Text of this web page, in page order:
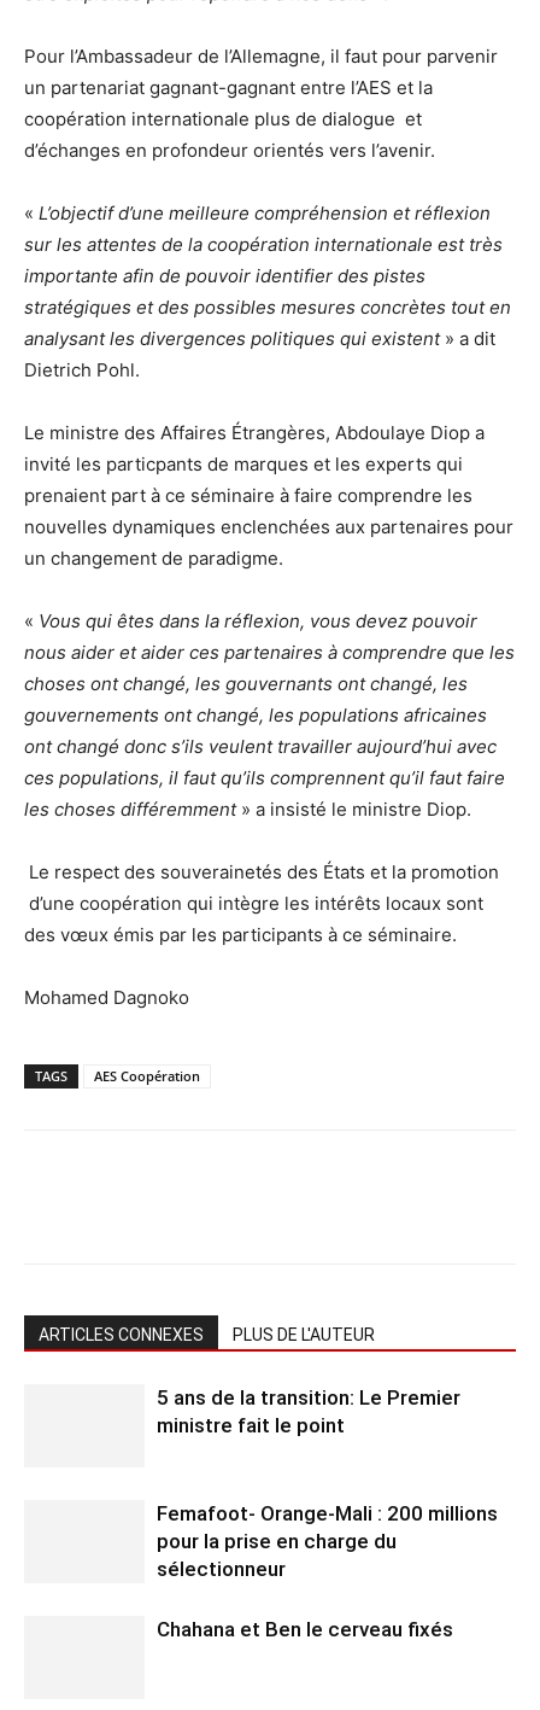
Pour l’Ambassadeur de l’Allemagne, il faut pour parvenir
un partenariat gagnant-gagnant entre l’AES et la
coopération internationale plus de dialogue et
d’échanges en profondeur orientés vers l’avenir.
« L’objectif d’une meilleure compréhension et réflexion
sur les attentes de la coopération internationale est très
importante afin de pouvoir identifier des pistes
stratégiques et des possibles mesures concrètes tout en
analysant les divergences politiques qui existent» a dit
Dietrich Pohl.
Le ministre des Affaires Étrangères, Abdoulaye Diop a
invité les particpants de marques et les experts qui
prenaient part à ce séminaire à faire comprendre les
nouvelles dynamiques enclenchées aux partenaires pour
un changement de paradigme.
« Vous qui êtes dans la réflexion, vous devez pouvoir
nous aider et aider ces partenaires à comprendre que les
choses ont changé, les gouvernants ont changé, les
gouvernements ont changé, les populations africaines
ont changé donc s’ils veulent travailler aujourd’hui avec
ces populations, il faut qu’ils comprennent qu’il faut faire
les choses différemment» a insisté le ministre Diop.
Le respect des souverainetés des États et la promotion
d’une coopération qui intègre les intérêts locaux sont
des vœux émis par les participants à ce séminaire.
Mohamed Dagnoko
TAGS AES Coopération
ARTICLES CONNEXES PLUS DE L'AUTEUR
5 ans de la transition: Le Premier
ministre fait le point
Femafoot- Orange-Mali : 200 millions
pour la prise en charge du
sélectionneur
Chahana et Ben le cerveau fixés